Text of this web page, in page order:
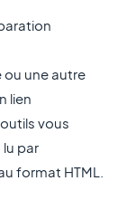
ou une autre
lien
vous
par
format HTML.